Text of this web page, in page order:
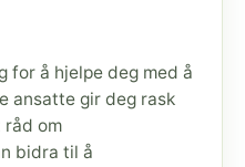
for å hjelpe deg med å
ansatte gir deg rask
råd om
bidra til å